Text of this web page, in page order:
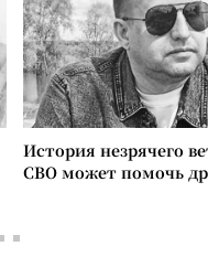
История незрячего
СВО может помочь